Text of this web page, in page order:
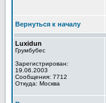
Вернуться к началу
Luxidun
Грумбубес
Зарегистрирован:
19.06.2003
Сообщения: 7712
Откуда: Москва